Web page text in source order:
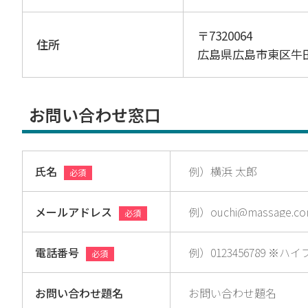
住所
〒7320064
広島県広島市東区牛
お問い合わせ窓口
氏名 必須
メールアドレス 必須
電話番号 必須
お問い合わせ題名